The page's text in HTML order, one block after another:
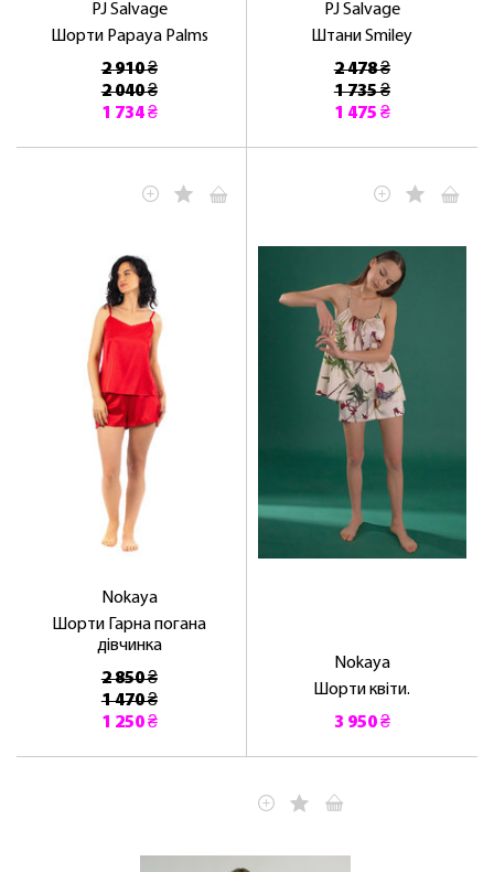
PJ Salvage
Шорти Papaya Palms
2 910 ₴
2 040 ₴
1 734 ₴
PJ Salvage
Штани Smiley
2 478 ₴
1 735 ₴
1 475 ₴
Nokaya
Шорти Гарна погана
дівчинка
2 850 ₴
1 470 ₴
1 250 ₴
Nokaya
Шорти квіти.
3 950 ₴